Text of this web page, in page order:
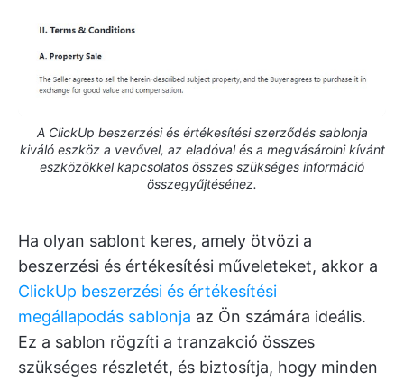
A ClickUp beszerzési és értékesítési szerződés sablonja
kiváló eszköz a vevővel, az eladóval és a megvásárolni kívánt
eszközökkel kapcsolatos összes szükséges információ
összegyűjtéséhez.
Ha olyan sablont keres, amely ötvözi a
beszerzési és értékesítési műveleteket, akkor a
ClickUp beszerzési és értékesítési
megállapodás sablonja az Ön számára ideális.
Ez a sablon rögzíti a tranzakció összes
szükséges részletét, és biztosítja, hogy minden